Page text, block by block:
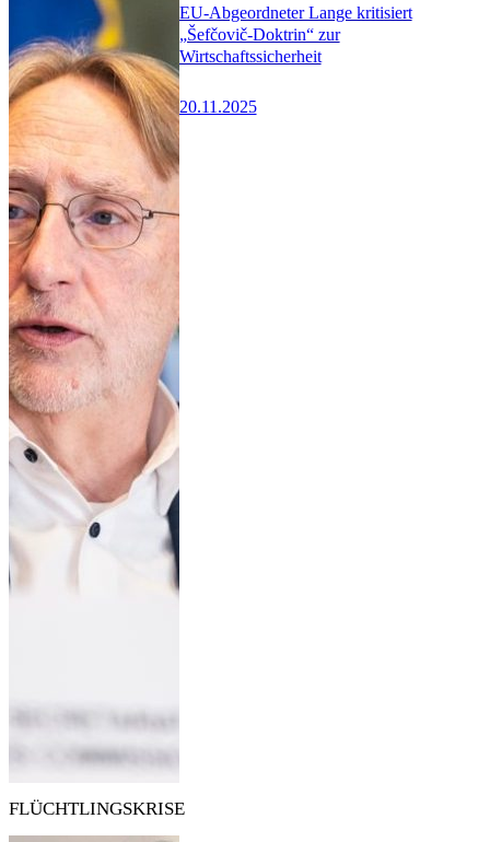
EU-Abgeordneter Lange kritisiert
„Šefčovič-Doktrin“ zur
Wirtschaftssicherheit
20.11.2025
FLÜCHTLINGSKRISE